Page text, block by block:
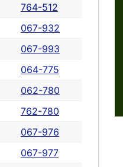
764-512
067-932
067-993
064-775
062-780
762-780
067-976
067-977